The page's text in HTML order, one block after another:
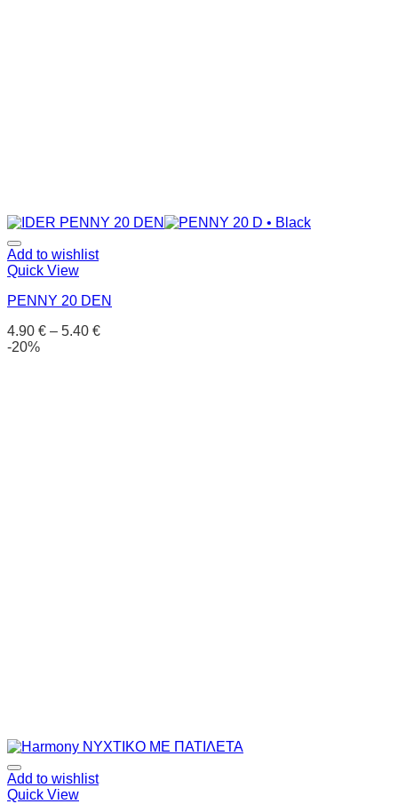
Add to wishlist
Quick View
PENNY 20 DEN
4.90 € – 5.40 €
-20%
Add to wishlist
Quick View